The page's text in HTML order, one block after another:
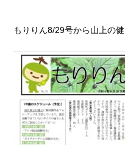
もりりん8/29号から山上の